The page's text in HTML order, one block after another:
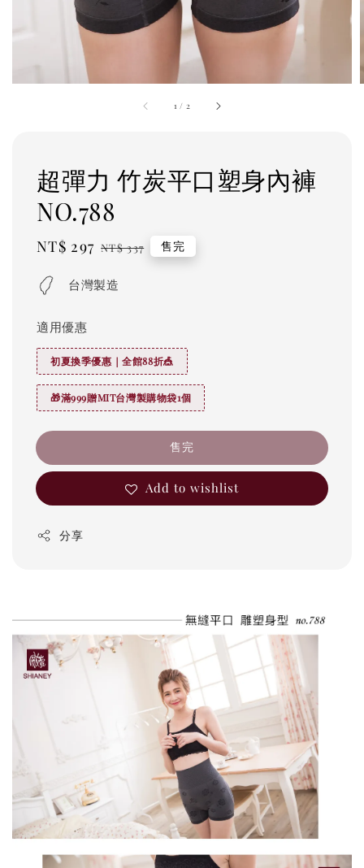
1 / 2
超彈力 竹炭平口塑身內褲
NO.788
Sale
NT$ 297 Regular
NT$ 337 售完
台灣製造
適用優惠
初夏換季優惠｜全館88折🎪
🎁滿999贈MIT台灣製購物袋1個
售完
Add to wishlist
分享